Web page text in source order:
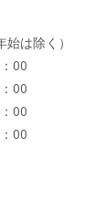
は除く）
00
00
00
00